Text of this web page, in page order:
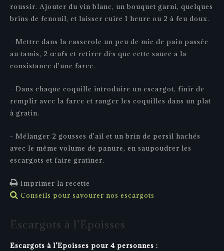
roussir. Ajouter du vin blanc, un bouquet garni, quelques
brins de fenouil, et laisser cuire 1 heure ou 2 à feu doux.
- Mettre dans la casserole un peu de mie de pain passée
au tamis, 2 œufs et retirer dès que cette sauce a la
consistance d'une farce.
- Dans chaque coquille introduire un escargot, finir de
remplir avec la farce et ranger les coquilles dans un plat
à gratin.
- Mélanger 2 gousses d'ail et un brin de persil hachés
avec le même volume de panure, en saupoudrer les
escargots et faire gratiner.
Imprimer la recette
Conseils pour savourer nos escargots
Escargots à l'Epoisses
Escargots à l’Epoisses pour 4 personnes :